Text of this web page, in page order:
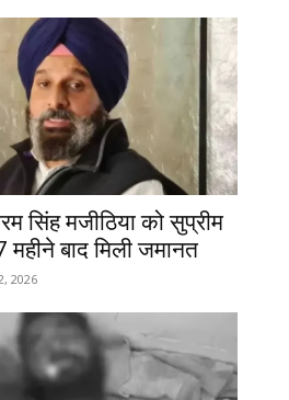
सिंह मजीठिया को सुप्रीम
महीने बाद मिली जमानत
2026